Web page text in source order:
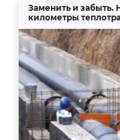
Заменить и забыть.
километры